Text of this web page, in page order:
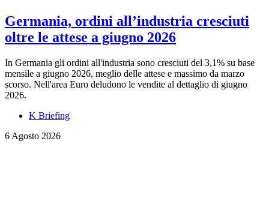
Germania, ordini all’industria cresciuti
oltre le attese a giugno 2026
In Germania gli ordini all'industria sono cresciuti del 3,1% su base
mensile a giugno 2026, meglio delle attese e massimo da marzo
scorso. Nell'area Euro deludono le vendite al dettaglio di giugno
2026.
K Briefing
6 Agosto 2026